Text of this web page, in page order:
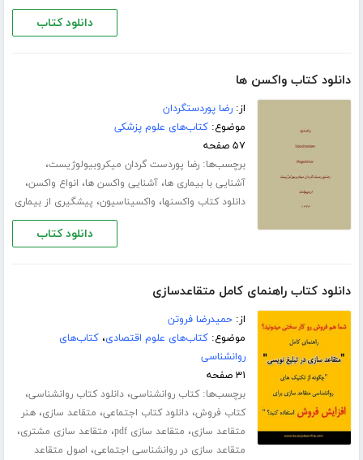
دانلود کتاب
دانلود کتاب واکسن ها
از:رضا پوردستگردان
موضوع:کتاب‌های علوم پزشکی
۵۷ صفحه
برچسب‌ها:رضا پوردست گردان میکروبیولوژیست،
آشنایی با بیماری ها،آشنایی واکسن ها، انواع واکسن،
دانلود کتاب واکسنها، واکسیناسیون، پیشگیری از بیماری
دانلود کتاب
دانلود کتاب راهنمای کامل متقاعدسازی
از:حمیدرضا فروتن
موضوع:کتاب‌های علوم اقتصادی،کتاب‌های
روانشناسی
۳۱ صفحه
برچسب‌ها:کتاب روانشناسی،دانلود کتاب روانشناسی،
کتاب فروش،دانلود کتاب اجتماعی، متقاعد سازی،هنر
متقاعد سازی، متقاعد سازی pdf ، متقاعد سازی مشتری،
متقاعد سازی در روانشناسی اجتماعی، اصول متقاعد